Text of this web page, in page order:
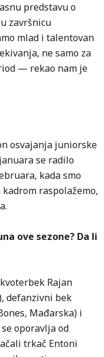
predstavu o
završnicu
mlad i talentovan
ne samo za
— rekao nam je
osvajanja juniorske
se radilo
kada smo
raspolažemo,
ove sezone? Da li
Rajan
defanzivni bek
Mađarska) i
oporavlja od
trkač Entoni